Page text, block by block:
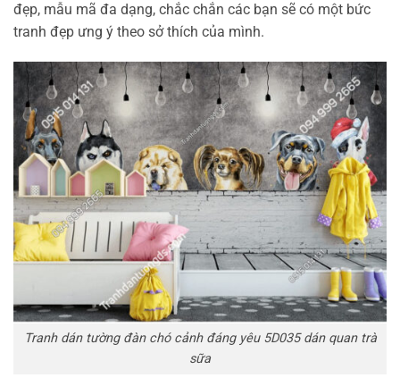
đẹp, mẫu mã đa dạng, chắc chắn các bạn sẽ có một bức
tranh đẹp ưng ý theo sở thích của mình.
Tranh dán tường đàn chó cảnh đáng yêu 5D035 dán quan trà
sữa